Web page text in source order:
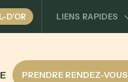
D’OR LIENS RAPIDES
E PRENDRE RENDEZ-VOUS